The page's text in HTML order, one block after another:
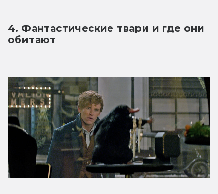
4. Фантастические твари и где они
обитают